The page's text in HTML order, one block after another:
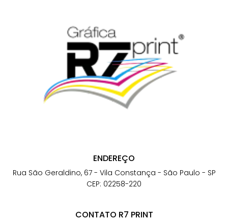
ENDEREÇO
Rua São Geraldino, 67 - Vila Constança - São Paulo - SP
CEP: 02258-220
CONTATO R7 PRINT